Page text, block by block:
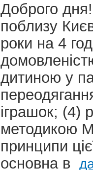
Доброго
поблизу
роки на 4
дитиною у
іграшок; (4)
методикою
принципи
основна в